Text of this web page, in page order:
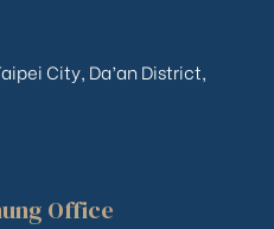
City, Da’an District,
Office